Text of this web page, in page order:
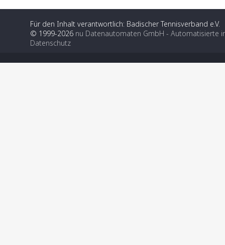
Für den Inhalt verantwortlich: Badischer Tennisverband e.V.
© 1999-2026 nu Datenautomaten GmbH - Automatisierte
Datenschutz